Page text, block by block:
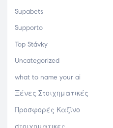
Supabets
Supporto
Top Stávky
Uncategorized
what to name your ai
Ξένες Στοιχηματικές
Προσφορές Καζίνο